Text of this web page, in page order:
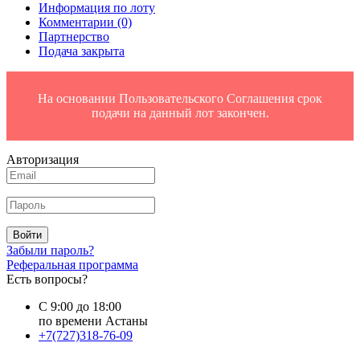
Информация по лоту
Комментарии (0)
Партнерство
Подача закрыта
На основании Пользовательского Соглашения срок
подачи на данный лот закончен.
Авторизация
Войти
Забыли пароль?
Реферальная программа
Есть вопросы?
С 9:00 до 18:00
по времени Астаны
+7(727)318-76-09